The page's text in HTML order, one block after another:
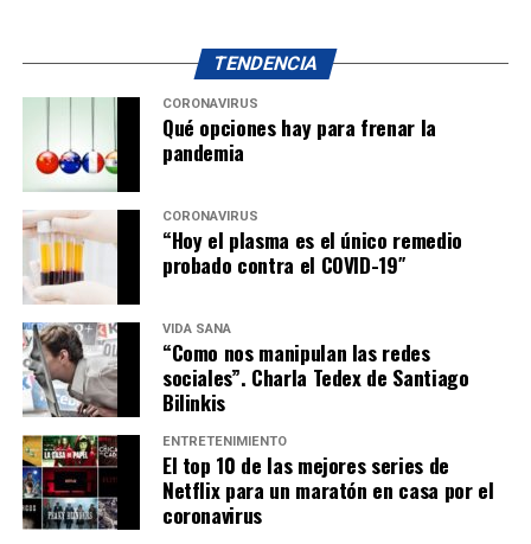
TENDENCIA
CORONAVIRUS
Qué opciones hay para frenar la
pandemia
CORONAVIRUS
“Hoy el plasma es el único remedio
probado contra el COVID-19″
VIDA SANA
“Como nos manipulan las redes
sociales”. Charla Tedex de Santiago
Bilinkis
ENTRETENIMIENTO
El top 10 de las mejores series de
Netflix para un maratón en casa por el
coronavirus